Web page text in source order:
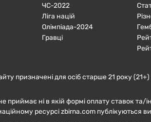
ЧC-2022
Ліга націй
Олімпіада-2024
Гравці
призначені для осіб старше 21 року (21+)
ні в якій формі оплату ставок та/
ресурсі zbirna.com публікуються